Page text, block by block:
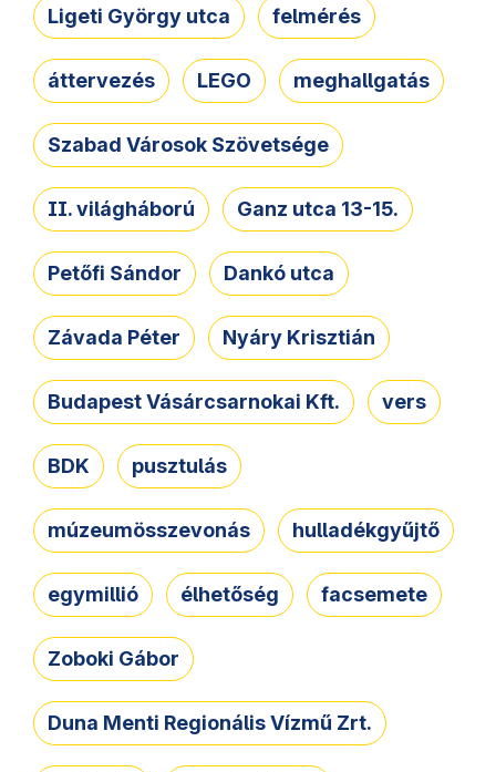
Ligeti György utca felmérés
áttervezés LEGO meghallgatás
Szabad Városok Szövetsége
II. világháború Ganz utca 13-15.
Petőfi Sándor Dankó utca
Závada Péter Nyáry Krisztián
Budapest Vásárcsarnokai Kft. vers
BDK pusztulás
múzeumösszevonás hulladékgyűjtő
egymillió élhetőség facsemete
Zoboki Gábor
Duna Menti Regionális Vízmű Zrt.